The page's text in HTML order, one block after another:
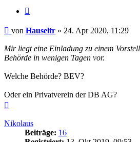
Beitrag
von Hauseltr » 24. Apr 2020, 11:29
Mir liegt eine Einladung zu einem
Behörde in wenigen Tagen vor.
Welche Behörde? BEV?
Oder ein Privatverein der DB AG?
Nikolaus
Beiträge: 16